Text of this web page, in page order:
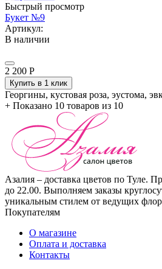
Быстрый просмотр
Букет №9
Артикул:
В наличии
2 200 Р
Купить в 1 клик
Георгины, кустовая роза, эустома,
+ Показано 10 товаров из 10
Азалия – доставка цветов по Туле.
до 22.00. Выполняем заказы
уникальным стилем от ведущих
Покупателям
О магазине
Оплата и доставка
Контакты